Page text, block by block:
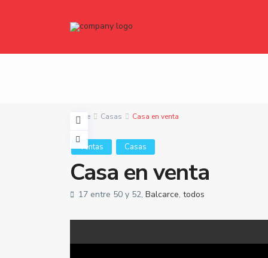
Home Casas Casa en venta
Ventas Casas
Casa en venta
17 entre 50 y 52, Balcarce, todos